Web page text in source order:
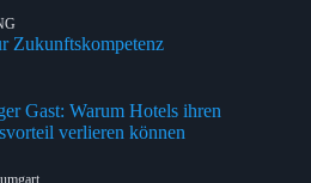
Zukunftskompetenz
Gast: Warum Hotels ihren
verlieren können